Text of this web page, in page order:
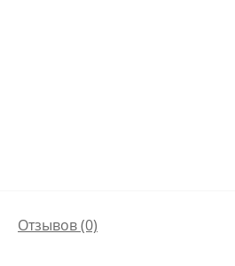
Отзывов (0)